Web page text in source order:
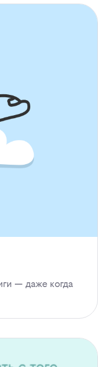
— даже когда